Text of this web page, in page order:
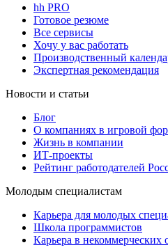
hh PRO
Готовое резюме
Все сервисы
Хочу у вас работать
Производственный
Экспертная рекомендация
Новости и статьи
Блог
О компаниях в игровой
Жизнь в компании
ИТ-проекты
Рейтинг работодателей
Молодым специалистам
Карьера для молодых
Школа программистов
Карьера в некоммерческих